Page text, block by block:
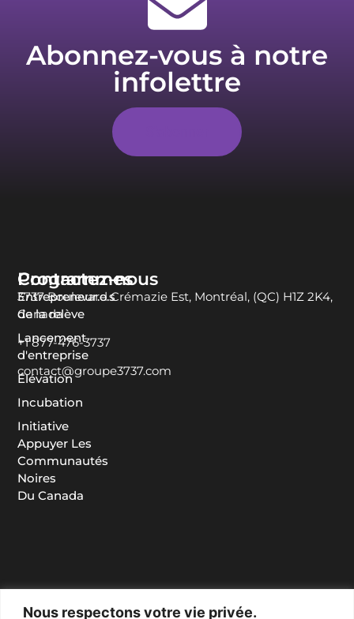
Nous respectons votre vie privée.
Abonnez-vous à notre
infolettre
Programmes
Entrepreneur.e.s
de la relève
Lancement
d'entreprise
Élévation
Incubation
Initiative
Appuyer Les
Communautés
Noires
Du Canada
Contactez-nous
3737 Boulevard Crémazie Est, Montréal, (QC) H1Z 2K4,
Canada
+1 877-476-3737
contact@groupe3737.com